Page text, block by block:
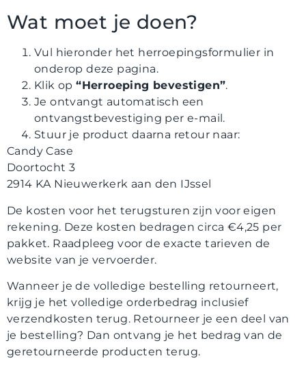
Wat moet je doen?
Vul hieronder het herroepingsformulier in
onderop deze pagina.
Klik op“Herroeping bevestigen”.
Je ontvangt automatisch een
ontvangstbevestiging per e-mail.
Stuur je product daarna retour naar:
Candy Case
Doortocht 3
2914 KA Nieuwerkerk aan den IJssel
De kosten voor het terugsturen zijn voor eigen
rekening. Deze kosten bedragen circa €4,25 per
pakket. Raadpleeg voor de exacte tarieven de
website van je vervoerder.
Wanneer je de volledige bestelling retourneert,
krijg je het volledige orderbedrag inclusief
verzendkosten terug. Retourneer je een deel van
je bestelling? Dan ontvang je het bedrag van de
geretourneerde producten terug.